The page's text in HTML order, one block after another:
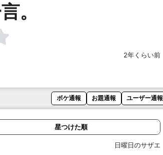
。
2年くらい前
ボケ通報 お題通報 ユーザー通報
星つけた順
日曜日のサザエ